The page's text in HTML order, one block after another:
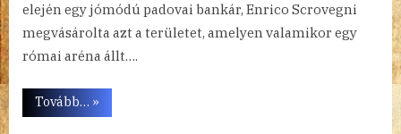
elején egy jómódú padovai bankár, Enrico Scrovegni
megvásárolta azt a területet, amelyen valamikor egy
római aréna állt….
Tovább… “A
Scrovegni-
»